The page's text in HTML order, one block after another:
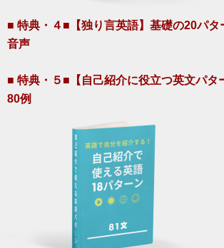
■ 特典・４■【独り言英語】基礎の20パタ
音声
■ 特典・５■【自己紹介に役立つ英文パタ
80例